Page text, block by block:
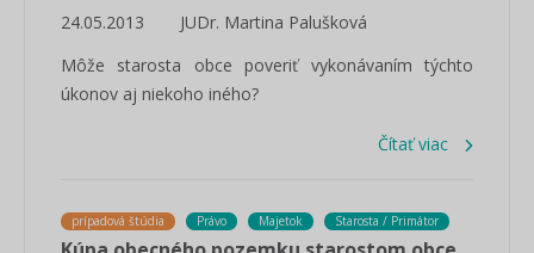
24.05.2013
JUDr. Martina Palušková
Môže starosta obce poveriť vykonávaním týchto
úkonov aj niekoho iného?
Čítať viac
prípadová štúdia Právo Majetok Starosta / Primátor